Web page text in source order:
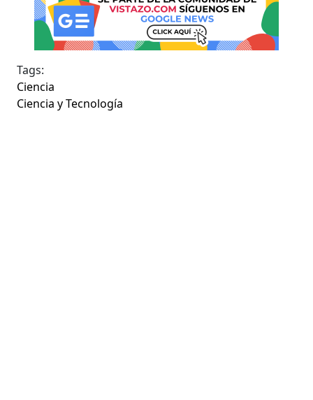
Tags:
Ciencia
Ciencia y Tecnología